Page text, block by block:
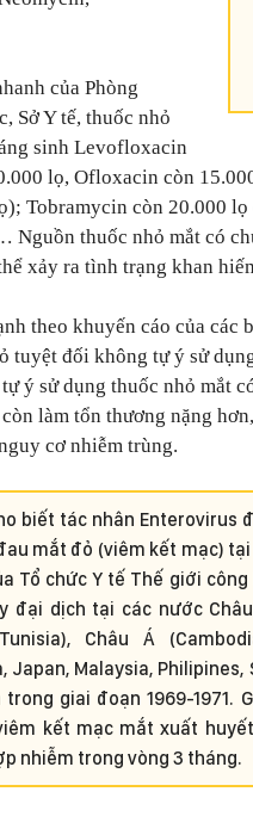
của Phòng
Sở Y tế, thuốc nhỏ
sinh Levofloxacin
lọ, Ofloxacin còn
Tobramycin còn 20.000
Nguồn thuốc nhỏ mắt có
xảy ra tình trạng khan
theo khuyến cáo của các
tuyệt đối không tự ý sử
ý sử dụng thuốc nhỏ mắt
làm tổn thương nặng
cơ nhiễm trùng.
biết tác nhân Enterovirus
mắt đỏ (viêm kết mạc)
Tổ chức Y tế Thế giới
đại dịch tại các nước
Châu Á
Japan, Malaysia,
trong giai đoạn 1969-1971.
kết mạc mắt xuất
nhiễm trong vòng 3 tháng.